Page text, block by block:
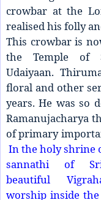
crowbar at the
realised his folly
This crowbar is
the Temple of
Udaiyaan.
floral and other
years. He was so
Ramanujacharya
of primary
In the holy shrine
sannathi of
beautiful
worship inside